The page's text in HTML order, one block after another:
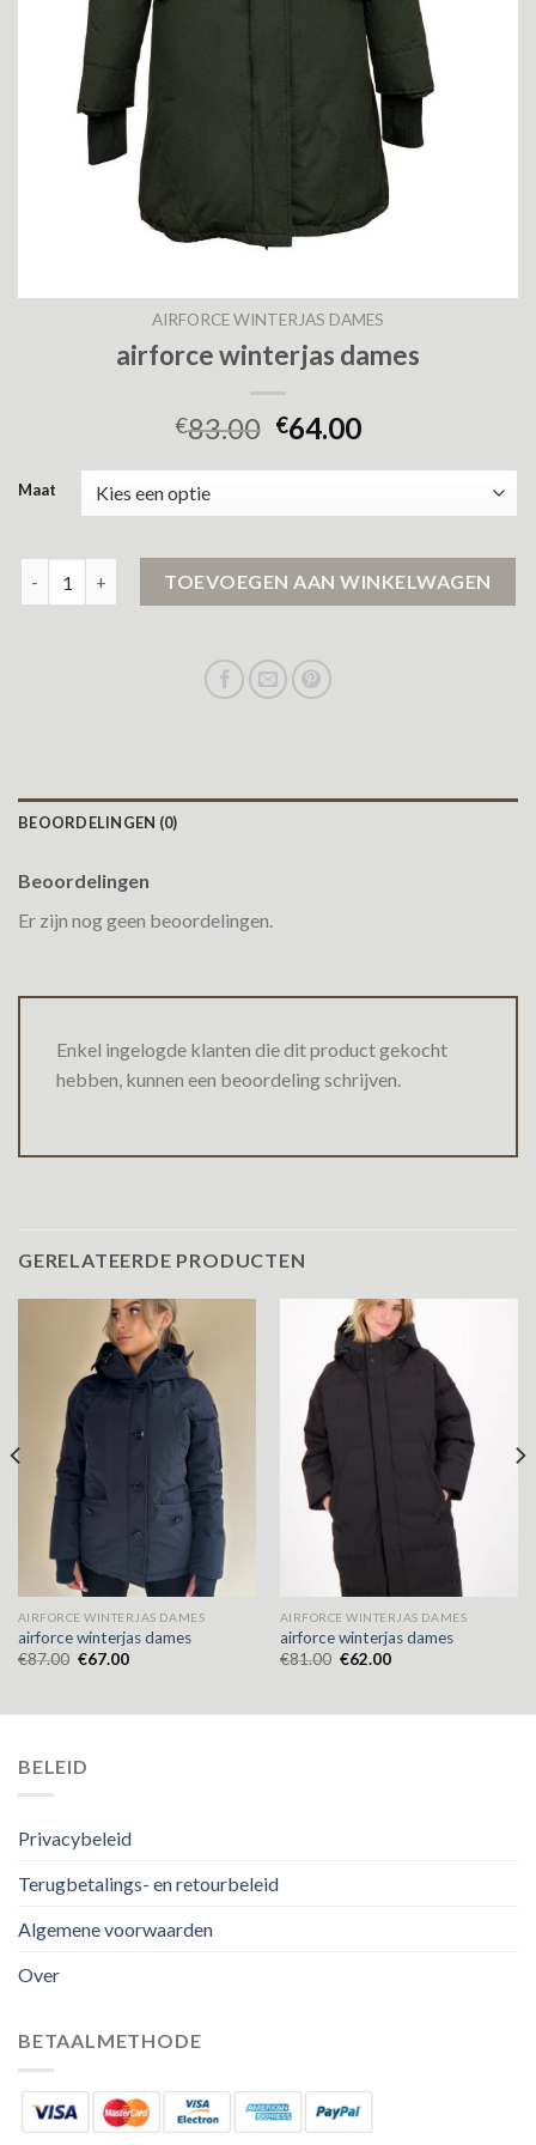
AIRFORCE WINTERJAS DAMES
airforce winterjas dames
€83.00 €64.00
Maat
TOEVOEGEN AAN WINKELWAGEN
BEOORDELINGEN (0)
Beoordelingen
Er zijn nog geen beoordelingen.
Enkel ingelogde klanten die dit product gekocht
hebben, kunnen een beoordeling schrijven.
GERELATEERDE PRODUCTEN
AIRFORCE WINTERJAS DAMES
airforce winterjas dames
€87.00 €67.00
AIRFORCE WINTERJAS DAMES
airforce winterjas dames
€81.00 €62.00
BELEID
Privacybeleid
Terugbetalings- en retourbeleid
Algemene voorwaarden
Over
BETAALMETHODE